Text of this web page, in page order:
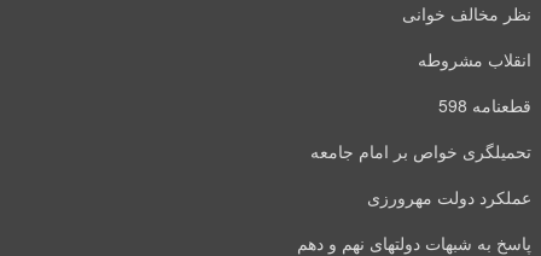
نظر مخالف خوانی
انقلاب مشروطه
قطعنامه 598
تحمیلگری خواص بر امام جامعه
عملکرد دولت مهرورزی
پاسخ به شبهات دولتهای نهم و دهم